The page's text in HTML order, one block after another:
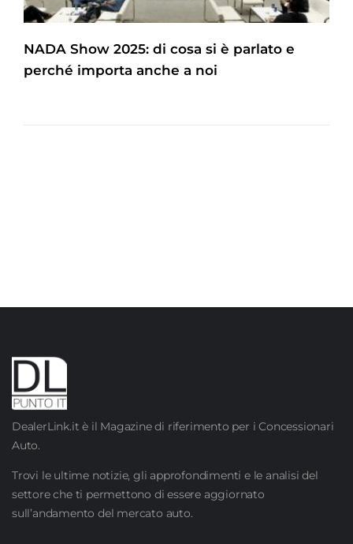
NADA Show 2025: di cosa si è parlato e
perché importa anche a noi
DealerLink.it è il Magazine di riferimento per i Concessionari
Auto.
Trovi le ultime notizie, gli approfondimenti e le analisi del
settore che ti permettono di essere aggiornato
sull’andamento del mercato auto.